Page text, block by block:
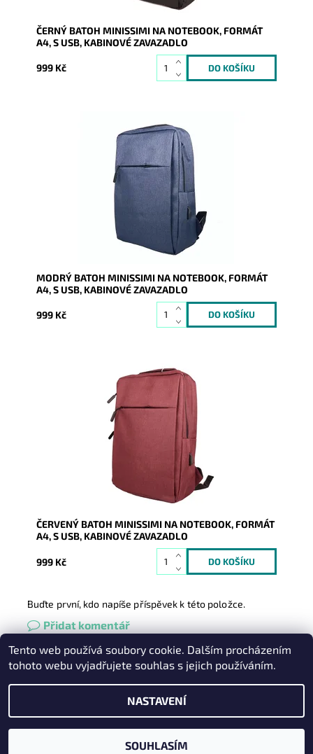
ČERNÝ BATOH MINISSIMI NA NOTEBOOK, FORMÁT
A4, S USB, KABINOVÉ ZAVAZADLO
999 Kč
Modrý unisex batoh Minissimi s USB portem, na
formát A4 a sekcí na notebook.
Skladem
19879
Minissimi
MODRÝ BATOH MINISSIMI NA NOTEBOOK, FORMÁT
A4, S USB, KABINOVÉ ZAVAZADLO
999 Kč
Červený unisex batoh Minissimi s USB portem, na
formát A4 a sekcí na notebook.
Skladem
19880
Minissimi
2 roky
ČERVENÝ BATOH MINISSIMI NA NOTEBOOK, FORMÁT
A4, S USB, KABINOVÉ ZAVAZADLO
999 Kč
Buďte první, kdo napíše příspěvek k této položce.
Přidat komentář
Heureka.cz | Zboží.cz Oázakabelek
2026 © Kabelky pro Vás, všechna práva vyhrazena
Vytvořil Shoptet
Tento web používá soubory cookie. Dalším procházením
tohoto webu vyjadřujete souhlas s jejich používáním.
NASTAVENÍ
SOUHLASÍM